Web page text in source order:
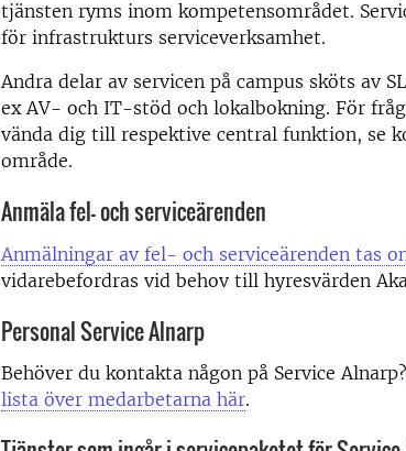
tjänsten ryms inom kompetensområdet.
för infrastrukturs serviceverksamhet.
Andra delar av servicen på campus sköts av
ex AV- och IT-stöd och lokalbokning. För
vända dig till respektive central funktion, se
område.
Anmäla fel- och serviceärenden
Anmälningar av fel- och serviceärenden tas
vidarebefordras vid behov till hyresvärden
Personal Service Alnarp
Behöver du kontakta någon på Service Alnarp?
lista över medarbetarna här.